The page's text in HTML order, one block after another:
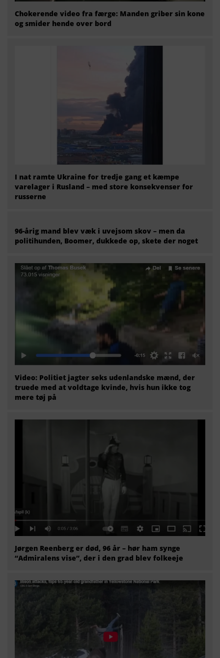
Chokerende video fra færge: Manden griber sin kone
og smider hende over bord
I nat ramte Ukraine for tredje gang et kæmpe
varelager i Rusland – med store konsekvenser for
russerne
96-årig mand blev væk i uvejsom skov – men da
politihunden, Boomer, dukkede op, skete der noget
Video: Politiet jagter seks udenlandske mænd, der
truede med at voldtage kvinde, hvis hun ikke tog
mere tøj på
Jørgen Reenberg er død, 96 år – hør ham synge
“Admiralens vise”, der i den grad blev folkeeje